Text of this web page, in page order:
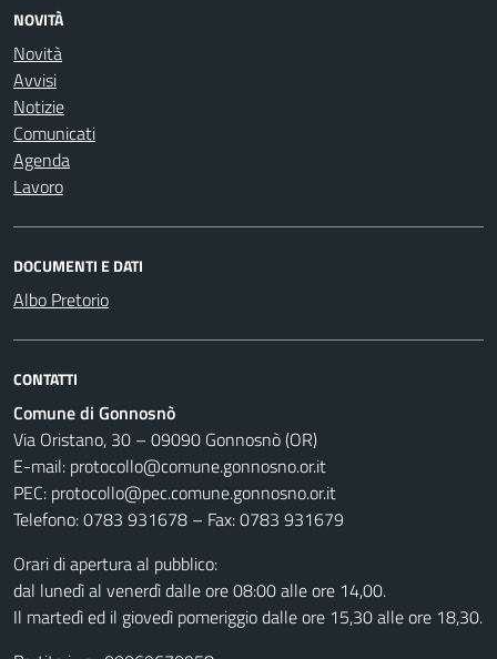
NOVITÀ
Novità
Avvisi
Notizie
Comunicati
Agenda
Lavoro
DOCUMENTI E DATI
Albo Pretorio
CONTATTI
Comune di Gonnosnò
Via Oristano, 30 – 09090 Gonnosnò (OR)
E-mail: protocollo@comune.gonnosno.or.it
PEC: protocollo@pec.comune.gonnosno.or.it
Telefono: 0783 931678 – Fax: 0783 931679
Orari di apertura al pubblico:
dal lunedì al venerdì dalle ore 08:00 alle ore 14,00.
Il martedì ed il giovedì pomeriggio dalle ore 15,30 alle ore 18,30.